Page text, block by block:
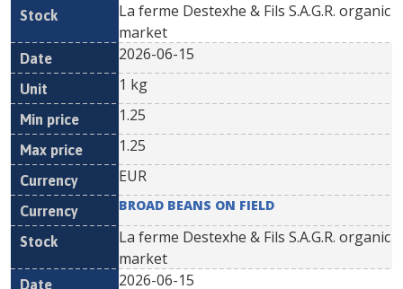
La ferme Destexhe & Fils S.A.G.R. organic
market
2026-06-15
1 kg
1.25
1.25
EUR
BROAD BEANS ON FIELD
La ferme Destexhe & Fils S.A.G.R. organic
market
2026-06-15